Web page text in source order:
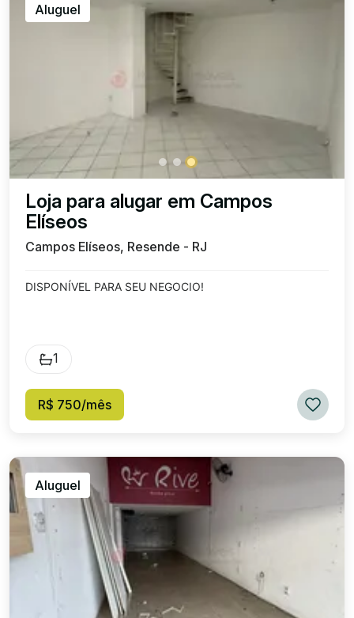
Aluguel
Loja para alugar em Campos
Elíseos
Campos Elíseos, Resende - RJ
DISPONÍVEL PARA SEU NEGOCIO!
1
R$ 750/mês
Aluguel